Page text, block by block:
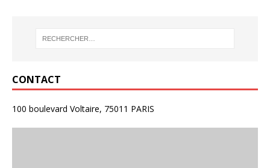
CONTACT
100 boulevard Voltaire, 75011 PARIS